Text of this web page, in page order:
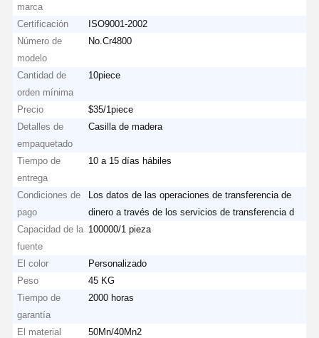
marca
Certificación
ISO9001-2002
Número de
modelo
No.Cr4800
Cantidad de
orden mínima
10piece
Precio
$35/1piece
Detalles de
empaquetado
Casilla de madera
Tiempo de
entrega
10 a 15 días hábiles
Condiciones de
pago
Los datos de las operaciones de transferencia de
dinero a través de los servicios de transferencia d
Capacidad de la
fuente
100000/1 pieza
El color
Personalizado
Peso
45 KG
Tiempo de
garantía
2000 horas
El material
50Mn/40Mn2